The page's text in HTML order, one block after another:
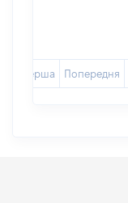
Перша Попередня